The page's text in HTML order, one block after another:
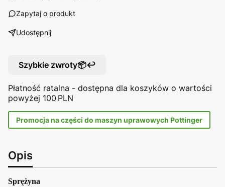
Zapytaj o produkt
Udostępnij
Szybkie zwroty📦↩️
Płatność ratalna - dostępna dla koszyków o wartości
powyżej 100 PLN
Promocja na części do maszyn uprawowych Pottinger
Opis
Sprężyna